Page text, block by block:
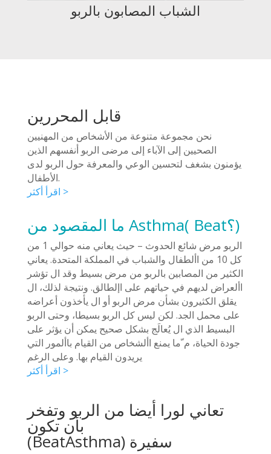
الشباب المصابون بالربو
قابل المحررين
نحن مجموعة متنوعة من الأشخاص من المهنيين
الصحيين إلى الآباء إلى مرضى الربو أنفسهم الذين
يؤمنون بشغف لتحسين الوعي والمعرفة حول الربو لدى
الأطفال.
اقرأ أكثر >
ما المقصود من Asthma( Beat؟)
الربو مرض شائع الحدوث – حيث يعاني منه حوالي 1 من
كل 10 من األطفال والشباب في المملكة المتحدة. يعاني
الكثير من المصابين بالربو من مرض بسيط وقد ال تؤشر
األعراض لديهم في حياتهم على اإلطالق. ونتيجة لذلك، ال
يقلق الكثيرون بشأن مرض الربو أو ال يأخذون أعراضه
على محمل الجد. لكن ليس كل الربو بسيطا، وحتى الربو
البسيط الذي ال يُعالَج بشكل صحيح يمكن أن يؤثر على
جودة الحياة، م ّما يمنع األشخاص من القيام باألمور التي
يريدون القيام بها. وعلى الرغم
اقرأ أكثر >
تعاني لورا أيضا من الربو وتفخر
بأن تكون
(BeatAsthma) سفيرة